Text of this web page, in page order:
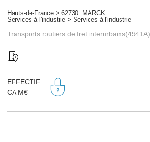
Hauts-de-France > 62730 MARCK
Services à l'industrie > Services à l'industrie
Transports routiers de fret interurbains(4941A)
EFFECTIF
CA M€